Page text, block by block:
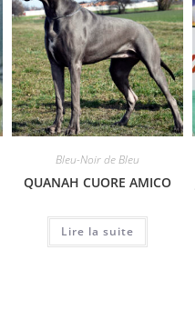
Bleu-Noir de Bleu
QUANAH CUORE AMICO
Lire la suite